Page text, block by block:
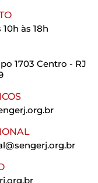
às 18h
1703 Centro - RJ